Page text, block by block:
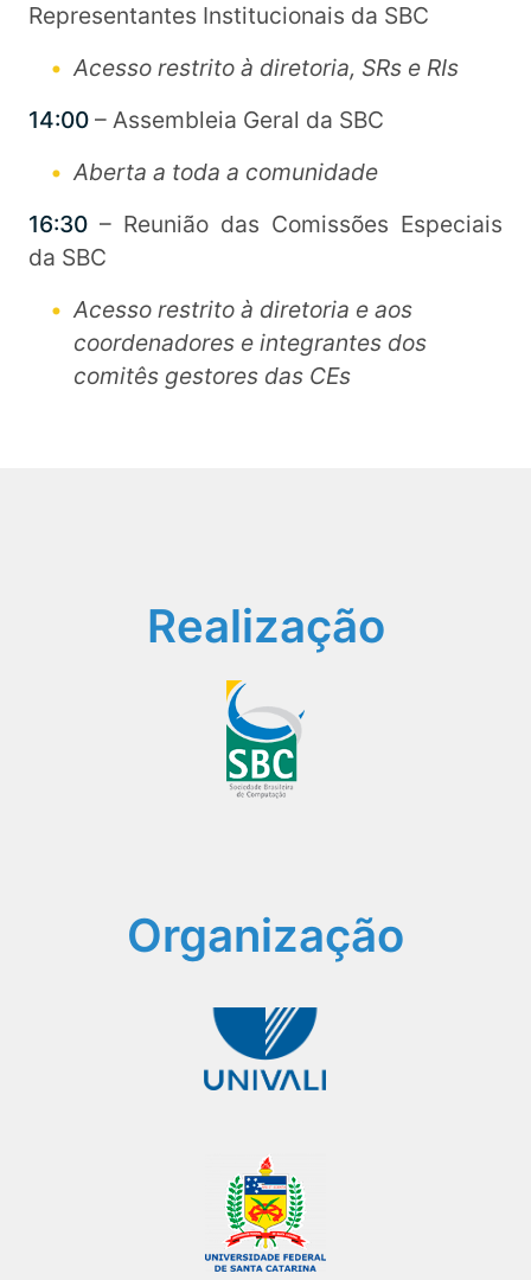
Representantes Institucionais da SBC
Acesso restrito à diretoria, SRs e RIs
14:00 – Assembleia Geral da SBC
Aberta a toda a comunidade
16:30 – Reunião das Comissões Especiais
da SBC
Acesso restrito à diretoria e aos
coordenadores e integrantes dos
comitês gestores das CEs
Realização
Organização